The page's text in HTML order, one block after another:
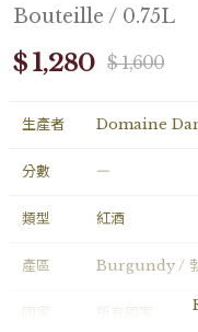
Bouteille / 0.75L
$ 1,280 $ 1,600
生產者 Domaine
分數 ―
類型 紅酒
產區 Burgundy /
國家 所有國家